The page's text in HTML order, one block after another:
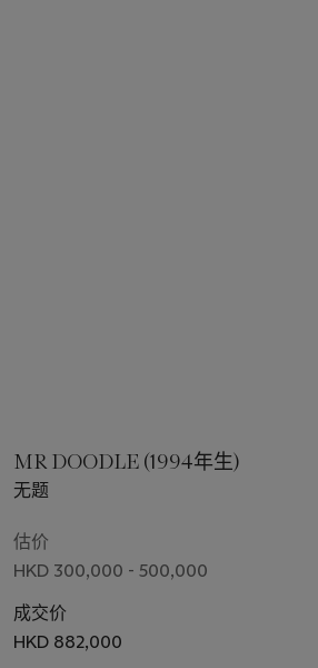
MR DOODLE (1994年生)
无题
估价
HKD 300,000 - 500,000
成交价
HKD 882,000